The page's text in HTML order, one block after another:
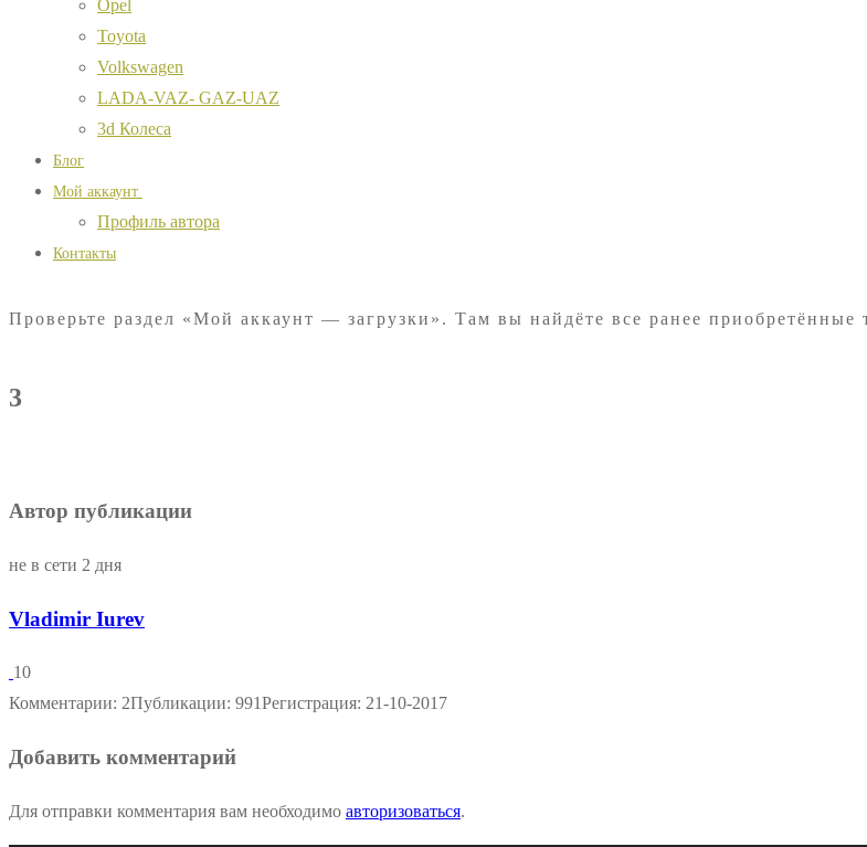
Opel
Toyota
Volkswagen
LADA-VAZ- GAZ-UAZ
3d Колеса
Блог
Мой аккаунт
Профиль автора
Контакты
Проверьте раздел «Мой аккаунт — загрузки». Там вы найдёте все ранее
3
Автор публикации
не в сети 2 дня
Vladimir Iurev
10
Комментарии: 2Публикации: 991Регистрация: 21-10-2017
Добавить комментарий
Для отправки комментария вам необходимо авторизоваться.